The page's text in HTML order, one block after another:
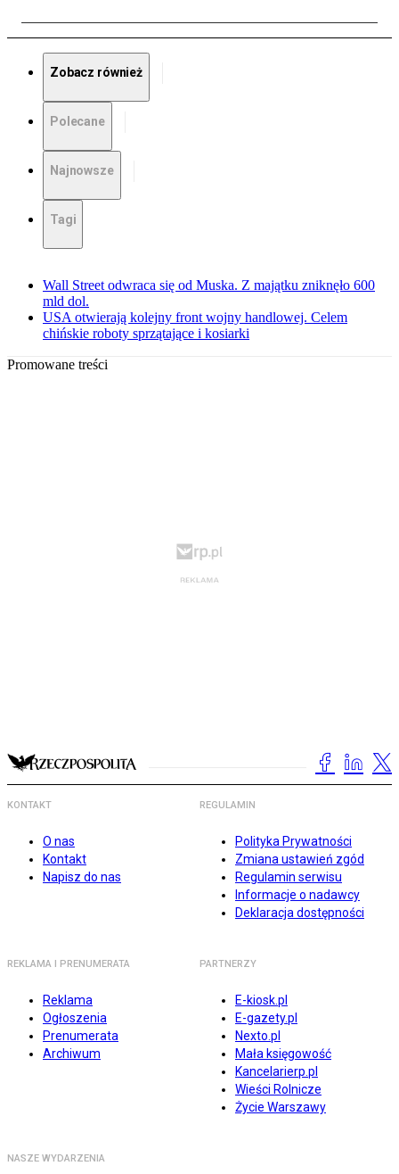
Zobacz również
Polecane
Najnowsze
Tagi
Wall Street odwraca się od Muska. Z majątku zniknęło 600
mld dol.
USA otwierają kolejny front wojny handlowej. Celem
chińskie roboty sprzątające i kosiarki
Promowane treści
KONTAKT
O nas
Kontakt
Napisz do nas
REGULAMIN
Polityka Prywatności
Zmiana ustawień zgód
Regulamin serwisu
Informacje o nadawcy
Deklaracja dostępności
REKLAMA I PRENUMERATA
Reklama
Ogłoszenia
Prenumerata
Archiwum
PARTNERZY
E-kiosk.pl
E-gazety.pl
Nexto.pl
Mała księgowość
Kancelarierp.pl
Wieści Rolnicze
Życie Warszawy
NASZE WYDARZENIA